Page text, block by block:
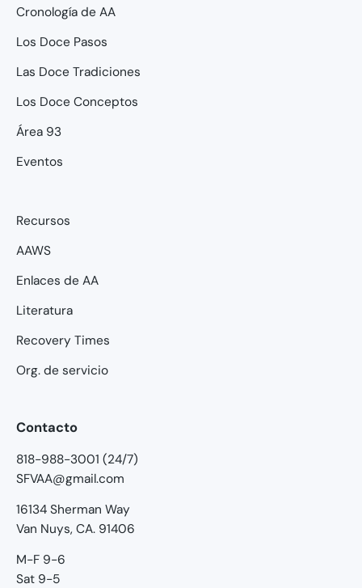
Cronología de AA
Los Doce Pasos
Las Doce Tradiciones
Los Doce Conceptos
Área 93
Eventos
Recursos
AAWS
Enlaces de AA
Literatura
Recovery Times
Org. de servicio
Contacto
818-988-3001 (24/7)
SFVAA@gmail.com
16134 Sherman Way
Van Nuys, CA. 91406
M-F 9-6
Sat 9-5